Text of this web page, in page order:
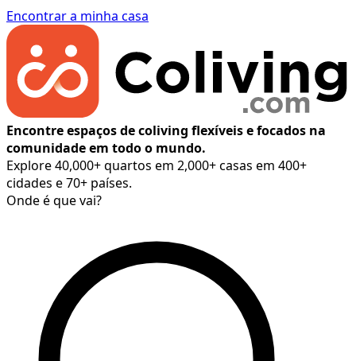
Encontrar a minha casa
Encontre espaços de coliving flexíveis e focados na
comunidade em todo o mundo.
Explore 40,000+ quartos em 2,000+ casas em 400+
cidades e 70+ países.
Onde é que vai?